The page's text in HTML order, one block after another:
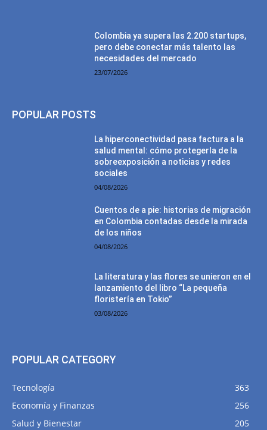
Colombia ya supera las 2.200 startups,
pero debe conectar más talento las
necesidades del mercado
23/07/2026
POPULAR POSTS
La hiperconectividad pasa factura a la
salud mental: cómo protegerla de la
sobreexposición a noticias y redes
sociales
04/08/2026
Cuentos de a pie: historias de migración
en Colombia contadas desde la mirada
de los niños
04/08/2026
La literatura y las flores se unieron en el
lanzamiento del libro “La pequeña
floristería en Tokio”
03/08/2026
POPULAR CATEGORY
Tecnología
363
Economía y Finanzas
256
Salud y Bienestar
205